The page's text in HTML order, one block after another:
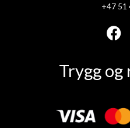
+47 51
F
c
b
o
Trygg og